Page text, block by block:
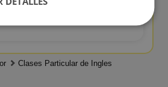
de los alumnos y nos
Clases Particular de Ingles